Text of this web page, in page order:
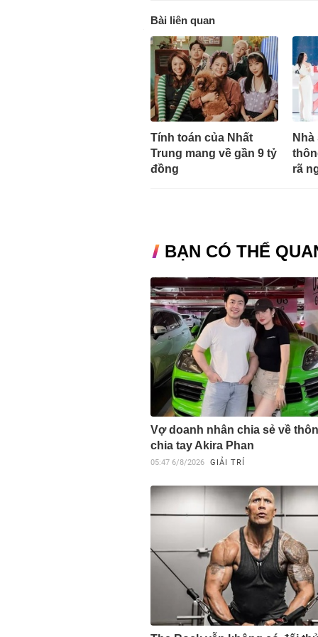
Bài liên quan
Tính toán của Nhất
Trung mang về gần 9 tỷ
đồng
rã
BẠN CÓ THỂ
Vợ doanh nhân chia sẻ về
chia tay Akira Phan
05:47 6/8/2026 GIẢI TRÍ